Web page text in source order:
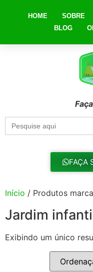
HOME SOBRE
BLOG
Search
for:
FAÇA
Início / Produtos
Jardim
Exibindo um único